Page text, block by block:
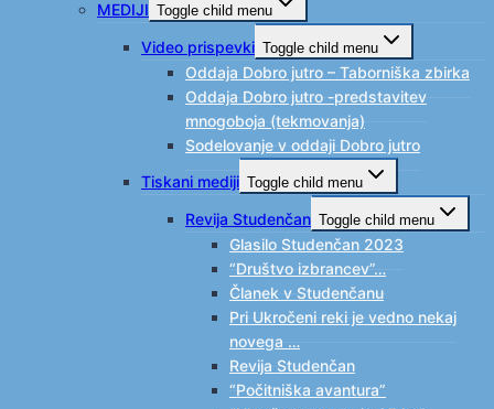
MEDIJI Toggle child menu
Video prispevki Toggle child menu
Oddaja Dobro jutro – Taborniška zbirka
Oddaja Dobro jutro -predstavitev
mnogoboja (tekmovanja)
Sodelovanje v oddaji Dobro jutro
Tiskani mediji Toggle child menu
Revija Studenčan Toggle child menu
Glasilo Studenčan 2023
“Društvo izbrancev”…
Članek v Studenčanu
Pri Ukročeni reki je vedno nekaj
novega …
Revija Studenčan
“Počitniška avantura”